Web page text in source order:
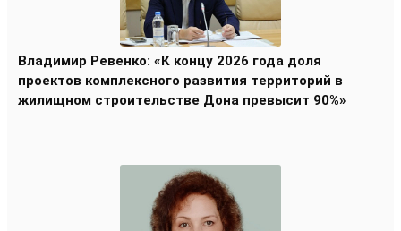
Владимир Ревенко: «К концу 2026 года доля
проектов комплексного развития территорий в
жилищном строительстве Дона превысит 90%»